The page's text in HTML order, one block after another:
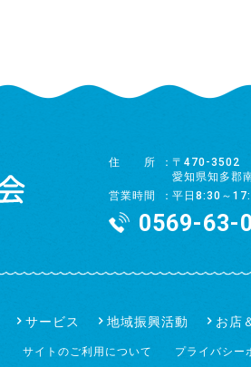
住所
〒470-3502
愛知県知多郡
営業時間
平日8:30～
0569-63-
サービス 地域振興活動 お店
サイトのご利用について プライバシー